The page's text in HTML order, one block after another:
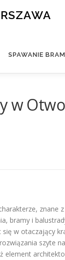
SPAWANIE
w
znane
bramy i
w otaczający
szyte
element